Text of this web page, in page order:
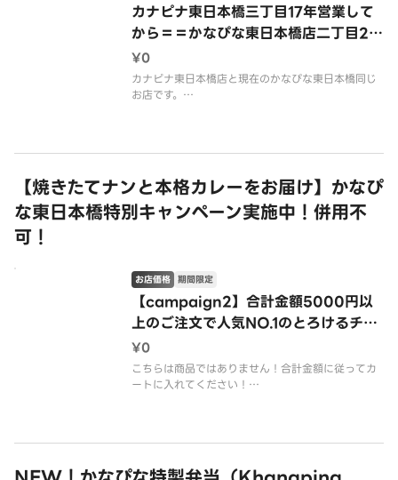
カナピナ東日本橋三丁目17年営業して
から＝＝かなぴな東日本橋店二丁目20
26年1月移動オープン。
¥0
カナピナ東日本橋店と現在のかなぴな東日本橋同じ
お店です。
【焼きたてナンと本格カレーをお届け】かなぴ
な東日本橋特別キャンペーン実施中！併用不
可！
【campaign2】合計金額5000円以
上のご注文で人気NO.1のとろけるチー
ズナンプレゼントキャンペーン。
お店価格 期間限定
¥0
こちらは商品ではありません！合計金額に従ってカ
ートに入れてください！
ン1枚プレゼントします！ ※特典は併用、変更でき
ませんのでご了承ください